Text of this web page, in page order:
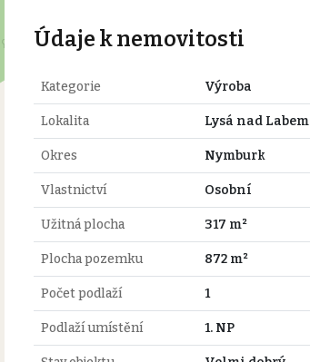
Údaje k nemovitosti
Kategorie Výroba
Lokalita Lysá nad Labem
Okres Nymburk
Vlastnictví Osobní
Užitná plocha 317 m²
Plocha pozemku 872 m²
Počet podlaží 1
Podlaží umístění 1. NP